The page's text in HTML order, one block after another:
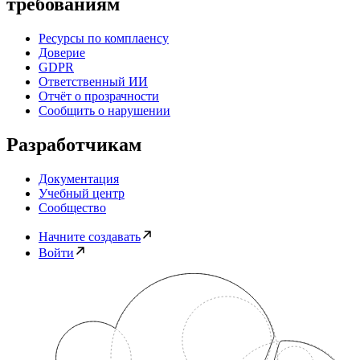
Ресурсы по комплаенсу
Доверие
GDPR
Ответственный ИИ
Отчёт о прозрачности
Сообщить о нарушении
Разработчикам
Документация
Учебный центр
Сообщество
Начните создавать
Войти